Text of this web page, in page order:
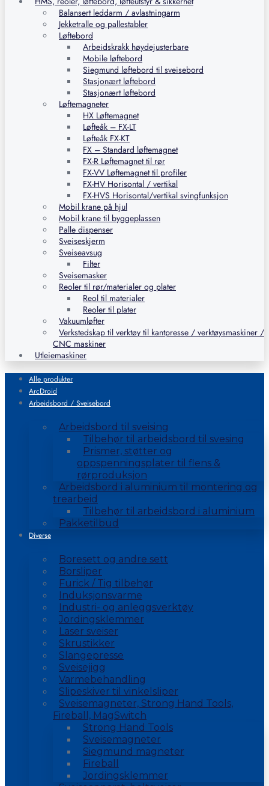
Balansert leddarm / avlastningarm
Jekketralle og pallestabler
Løftebord
Arbeidskrakk høydejusterbare
Mobile løftebord
Siegmund løftebord til sveisebord
Stasjonært løftebord
Stasjonært løftebord
Løftemagneter
HX Løftemagnet
Løfteåk – FX-LT
Løfteåk FX-KT
FX – Standard løftemagnet
FX-R Løftemagnet til rør
FX-VV Løftemagnet til profiler
FX-HV Horisontal / vertikal
FX-HVS Horisontal/vertikal svingfunksjon
Mobil krane på hjul
Mobil krane til byggeplassen
Palle dispenser
Sveiseskjerm
Sveiseavsug
Filter
Sveisemasker
Reoler til rør/materialer og plater
Reol til materialer
Reoler til plater
Vakuumløfter
Verkstedskap til verktøy til kantpresse / verktøysmaskiner /
CNC maskiner
Utleiemaskiner
Alle produkter
ArcDroid
Arbeidsbord / Sveisebord
Arbeidsbord til sveising
Tilbehør til arbeidsbord til svesing
Prismer, støtter og
oppspenningsplater til flens &
rørproduksjon
Arbeidsbord i aluminium til montering og
trearbeid
Tilbehør til arbeidsbord i aluminium
Pakketilbud
Diverse
Boresett og andre sett
Borsliper
Furick / Tig tilbehør
Induksjonsvarme
Industri- og anleggsverktøy
Jordingsklemmer
Laser sveiser
Skrustikker
Slangepresse
Sveisejigg
Varmebehandling
Slipeskiver til vinkelsliper
Sveisemagneter, Strong Hand Tools,
Fireball, MagSwitch
Strong Hand Tools
Sveisemagneter
Siegmund magneter
Fireball
Jordingsklemmer